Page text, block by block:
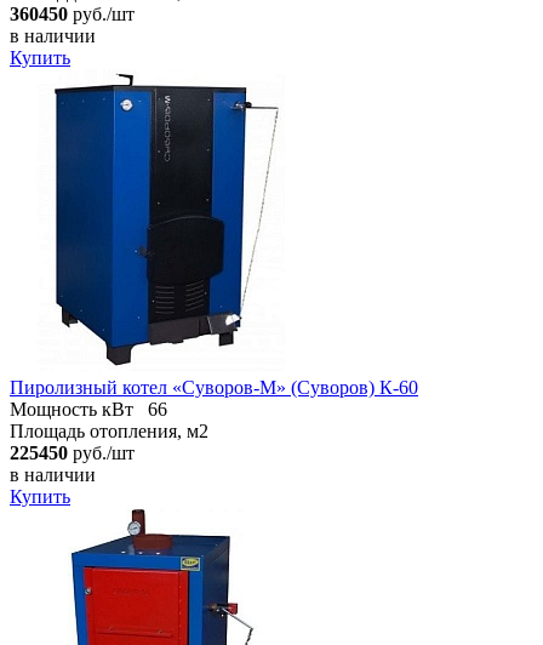
360450 руб./шт
в наличии
Купить
Пиролизный котел «Суворов-М» (Суворов) К-60
Мощность кВт
66
Площадь отопления, м2
225450 руб./шт
в наличии
Купить